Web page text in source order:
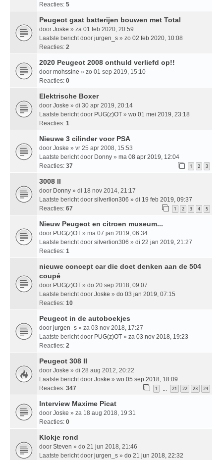
Reacties: 5
Peugeot gaat batterijen bouwen met Total
door Joske » za 01 feb 2020, 20:59
Laatste bericht door jurgen_s » zo 02 feb 2020, 10:08
Reacties: 2
2020 Peugeot 2008 onthuld verliefd op!!
door mohssine » zo 01 sep 2019, 15:10
Reacties: 0
Elektrische Boxer
door Joske » di 30 apr 2019, 20:14
Laatste bericht door PUG(z)OT » wo 01 mei 2019, 23:18
Reacties: 1
Nieuwe 3 cilinder voor PSA
door Joske » vr 25 apr 2008, 15:53
Laatste bericht door Donny » ma 08 apr 2019, 12:04
Reacties: 37 1 2 3
3008 II
door Donny » di 18 nov 2014, 21:17
Laatste bericht door silverlion306 » di 19 feb 2019, 09:37
Reacties: 67 1 2 3 4 5
Nieuw Peugeot en citroen museum...
door PUG(z)OT » ma 07 jan 2019, 06:34
Laatste bericht door silverlion306 » di 22 jan 2019, 21:27
Reacties: 1
nieuwe concept car die doet denken aan de 504
coupé
door PUG(z)OT » do 20 sep 2018, 09:07
Laatste bericht door Joske » do 03 jan 2019, 07:15
Reacties: 10
Peugeot in de autoboekjes
door jurgen_s » za 03 nov 2018, 17:27
Laatste bericht door PUG(z)OT » za 03 nov 2018, 19:23
Reacties: 2
Peugeot 308 II
door Joske » di 28 aug 2012, 20:22
Laatste bericht door Joske » wo 05 sep 2018, 18:09
Reacties: 347 1 … 21 22 23 24
Interview Maxime Picat
door Joske » za 18 aug 2018, 19:31
Reacties: 0
Klokje rond
door Steven » do 21 jun 2018, 21:46
Laatste bericht door jurgen_s » do 21 jun 2018, 22:32